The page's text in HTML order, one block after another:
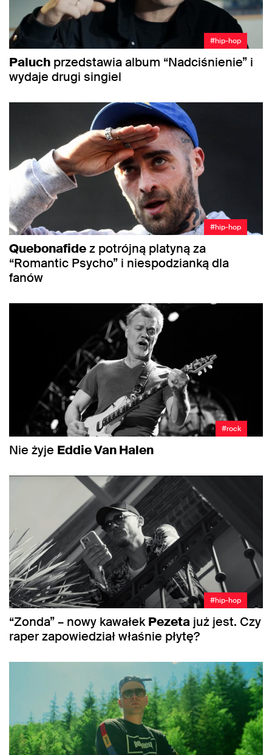
#hip-hop
Paluch przedstawia album “Nadciśnienie” i
wydaje drugi singiel
#hip-hop
Quebonafidez potrójną platyną za
“Romantic Psycho” i niespodzianką dla
fanów
#rock
Nie żyje Eddie Van Halen
#hip-hop
“Zonda” – nowy kawałekPezeta już jest. Czy
raper zapowiedział właśnie płytę?